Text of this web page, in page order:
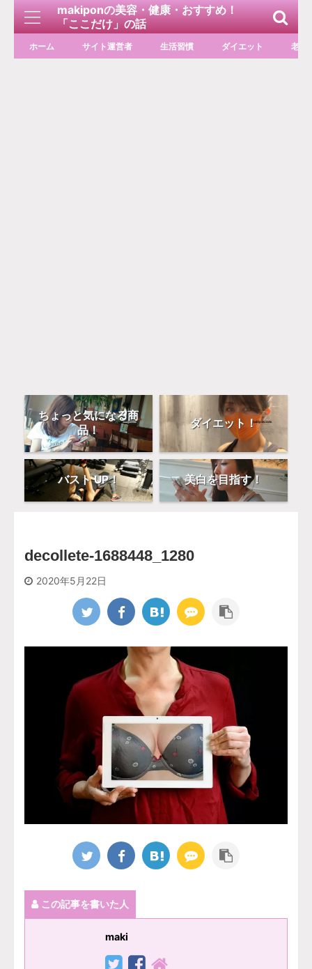
makiponの美容・健康・おすすめ！
「ここだけ」の話
ホーム サイト運営者 生活習慣 ダイエット 老化
ちょっと気になる商
品！
ダイエット！
バスト UP！ 美白を目指す！
decollete-1688448_1280
2020年5月22日
この記事を書いた人
maki